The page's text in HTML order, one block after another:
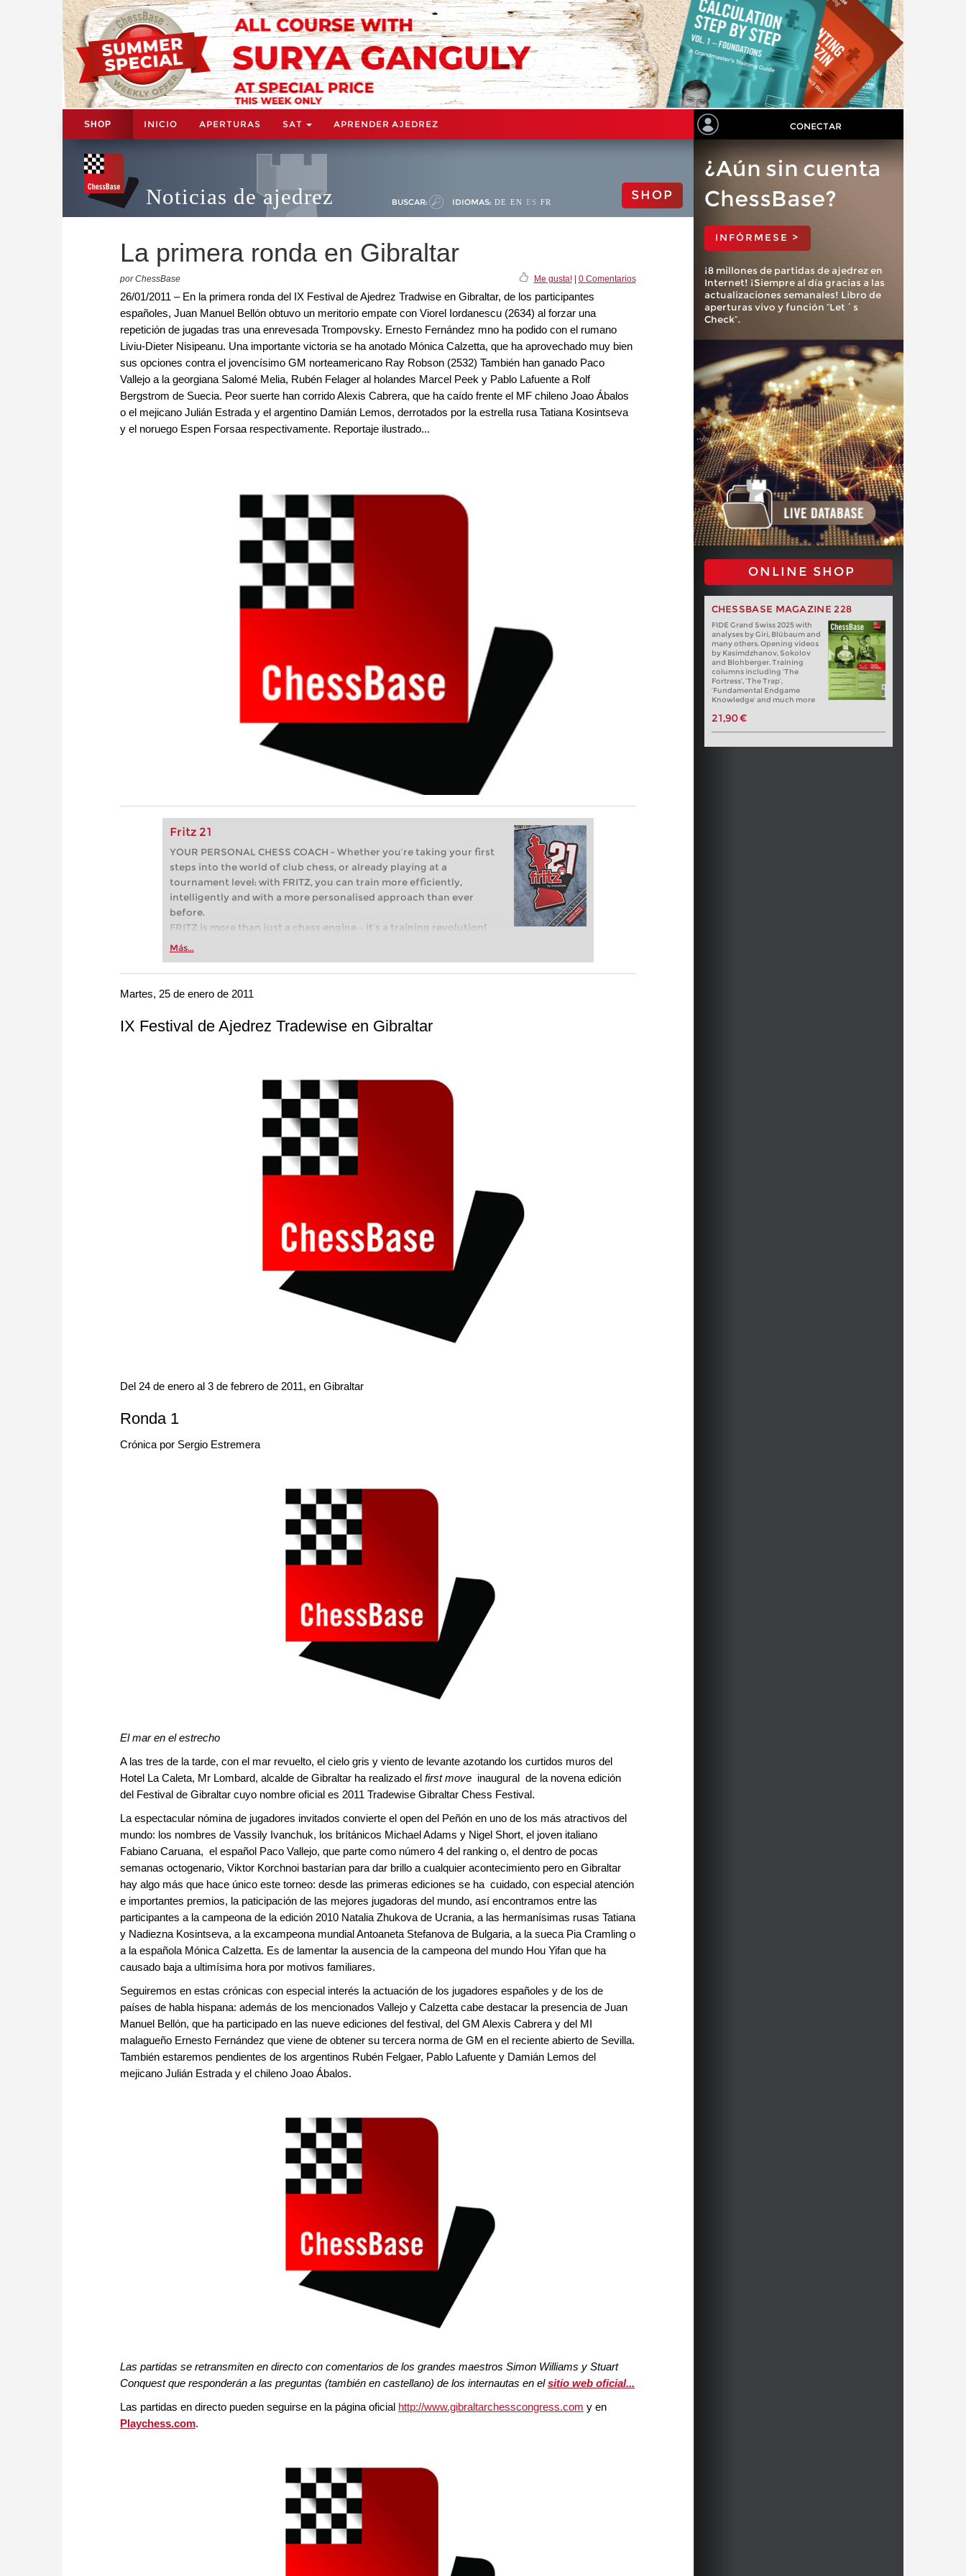
SHOP INICIO APERTURAS SAT APRENDER AJEDREZ CONECTAR
Noticias de ajedrez BUSCAR: IDIOMAS: DE EN ES FR SHOP
La primera ronda en Gibraltar
por ChessBase Me gusta!| 0 Comentarios
26/01/2011 – En la primera ronda del IX Festival de Ajedrez Tradwise en Gibraltar, de los participantes
españoles, Juan Manuel Bellón obtuvo un meritorio empate con Viorel Iordanescu (2634) al forzar una
repetición de jugadas tras una enrevesada Trompovsky. Ernesto Fernández mno ha podido con el rumano
Liviu-Dieter Nisipeanu. Una importante victoria se ha anotado Mónica Calzetta, que ha aprovechado muy bien
sus opciones contra el jovencísimo GM norteamericano Ray Robson (2532) También han ganado Paco
Vallejo a la georgiana Salomé Melia, Rubén Felager al holandes Marcel Peek y Pablo Lafuente a Rolf
Bergstrom de Suecia. Peor suerte han corrido Alexis Cabrera, que ha caído frente el MF chileno Joao Ábalos
o el mejicano Julián Estrada y el argentino Damián Lemos, derrotados por la estrella rusa Tatiana Kosintseva
y el noruego Espen Forsaa respectivamente. Reportaje ilustrado...
Fritz 21
YOUR PERSONAL CHESS COACH - Whether you’re taking your first
steps into the world of club chess, or already playing at a
tournament level: with FRITZ, you can train more efficiently,
intelligently and with a more personalised approach than ever
before.
FRITZ is more than just a chess engine – it’s a training revolution!
Whether you’re taking your first steps into the world of club chess,
more efficiently, intelligently and with a more personalised
approach than ever before.
Más...
¿Aún sin cuenta
ChessBase?
INFÓRMESE >
¡8 millones de partidas de ajedrez en
Internet! ¡Siempre al día gracias a las
actualizaciones semanales! Libro de
aperturas vivo y función “Let´s
Check”.
ONLINE SHOP
CHESSBASE MAGAZINE 228
FIDE Grand Swiss 2025 with
analyses by Giri, Blübaum and
many others. Opening videos
by Kasimdzhanov, Sokolov
and Blohberger. Training
columns including ‘The
Fortress’, ‘The Trap’,
‘Fundamental Endgame
Knowledge’ and much more
21,90 €
Martes, 25 de enero de 2011
IX Festival de Ajedrez Tradewise en Gibraltar
Del 24 de enero al 3 de febrero de 2011, en Gibraltar
Ronda 1
Crónica por Sergio Estremera
El mar en el estrecho
A las tres de la tarde, con el mar revuelto, el cielo gris y viento de levante azotando los curtidos muros del
Hotel La Caleta, Mr Lombard, alcalde de Gibraltar ha realizado el first move inaugural de la novena edición
del Festival de Gibraltar cuyo nombre oficial es 2011 Tradewise Gibraltar Chess Festival.
La espectacular nómina de jugadores invitados convierte el open del Peñón en uno de los más atractivos del
mundo: los nombres de Vassily Ivanchuk, los brítánicos Michael Adams y Nigel Short, el joven italiano
Fabiano Caruana, el español Paco Vallejo, que parte como número 4 del ranking o, el dentro de pocas
semanas octogenario, Viktor Korchnoi bastarían para dar brillo a cualquier acontecimiento pero en Gibraltar
hay algo más que hace único este torneo: desde las primeras ediciones se ha cuidado, con especial atención
e importantes premios, la paticipación de las mejores jugadoras del mundo, así encontramos entre las
participantes a la campeona de la edición 2010 Natalia Zhukova de Ucrania, a las hermanísimas rusas Tatiana
y Nadiezna Kosintseva, a la excampeona mundial Antoaneta Stefanova de Bulgaria, a la sueca Pia Cramling o
a la española Mónica Calzetta. Es de lamentar la ausencia de la campeona del mundo Hou Yifan que ha
causado baja a ultimísima hora por motivos familiares.
Seguiremos en estas crónicas con especial interés la actuación de los jugadores españoles y de los de
países de habla hispana: además de los mencionados Vallejo y Calzetta cabe destacar la presencia de Juan
Manuel Bellón, que ha participado en las nueve ediciones del festival, del GM Alexis Cabrera y del MI
malagueño Ernesto Fernández que viene de obtener su tercera norma de GM en el reciente abierto de Sevilla.
También estaremos pendientes de los argentinos Rubén Felgaer, Pablo Lafuente y Damián Lemos del
mejicano Julián Estrada y el chileno Joao Ábalos.
Las partidas se retransmiten en directo con comentarios de los grandes maestros Simon Williams y Stuart
Conquest que responderán a las preguntas (también en castellano) de los internautas en elsitio web oficial...
Las partidas en directo pueden seguirse en la página oficial http://www.gibraltarchesscongress.com y en
Playchess.com.